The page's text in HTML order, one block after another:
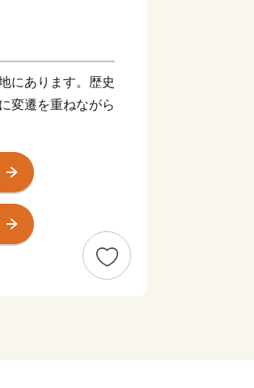
にあります。歴史
変遷を重ねながら
わせた畜産農業産
豚、鶏は、雄大な
な水、良質な飼
ています。
ツマイモや地下深
られ、全国の愛飲